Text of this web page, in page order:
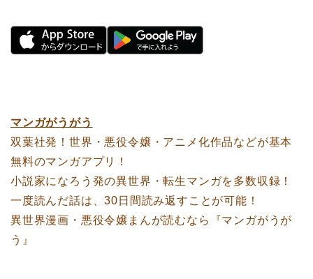
マンガがうがう
双葉社発！世界・悪役令嬢・アニメ化作品などが基本
無料のマンガアプリ！
小説家になろう発の異世界・転生マンガを多数収録！
一度読んだ話は、30日間読み返すことが可能！
異世界漫画・悪役令嬢まんが読むなら『マンガがうが
う』